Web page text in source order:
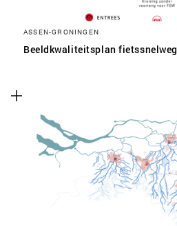
ASSEN-GRONINGEN
Beeldkwaliteitsplan fietssnelweg